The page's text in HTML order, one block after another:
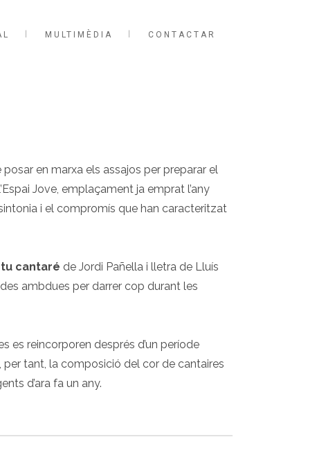
MULTIMÈDIA CONTACTAR
en marxa els assajos per preparar el
Jove, emplaçament ja emprat l’any
i el compromís que han caracteritzat
tu cantaré de Jordi Pañella i lletra de Lluís
ambdues per darrer cop durant les
es reincorporen després d’un període
per tant, la composició del cor de cantaires
d’ara fa un any.